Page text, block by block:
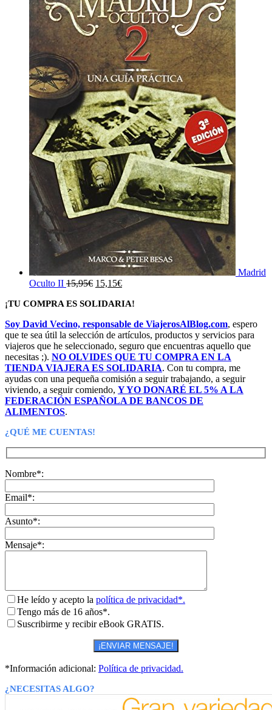
Madrid
Oculto II 15,95€ El
original
15,95€.
15,15€El
actual
15,15€.
¡TU COMPRA ES SOLIDARIA!
Soy David Vecino, responsable de ViajerosAlBlog.com, espero
que te sea útil la selección de artículos, productos y servicios para
viajeros que he seleccionado, seguro que encuentras aquello que
necesitas ;). NO OLVIDES QUE TU COMPRA EN LA
TIENDA VIAJERA ES SOLIDARIA. Con tu compra, me
ayudas con una pequeña comisión a seguir trabajando, a seguir
viviendo, a seguir comiendo, Y YO DONARÉ EL 5% A LA
FEDERACIÓN ESPAÑOLA DE BANCOS DE
ALIMENTOS.
¿QUÉ ME CUENTAS!
Nombre*:
Email*:
Asunto*:
Mensaje*:
He leído y acepto la política de privacidad*.
Tengo más de 16 años*.
Suscribirme y recibir eBook GRATIS.
*Información adicional: Política de privacidad.
¿NECESITAS ALGO?